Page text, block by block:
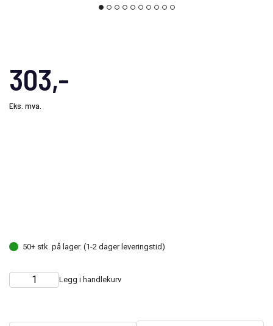
303,-
Eks. mva.
50+ stk. på lager. (1-2 dager leveringstid)
Choose
Quantity Legg i handlekurv